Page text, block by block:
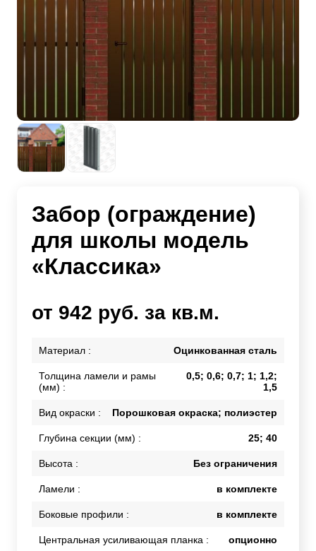
Забор (ограждение)
для школы модель
«Классика»
от 942 руб. за кв.м.
Материал : Оцинкованная сталь
Толщина ламели и рамы
(мм) :
0,5; 0,6; 0,7; 1; 1,2;
1,5
Вид окраски : Порошковая окраска; полиэстер
Глубина секции (мм) : 25; 40
Высота : Без ограничения
Ламели : в комплекте
Боковые профили : в комплекте
Центральная усиливающая планка : опционно